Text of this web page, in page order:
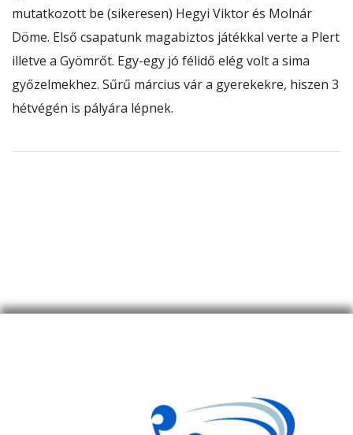
mutatkozott be (sikeresen) Hegyi Viktor és Molnár
Döme. Első csapatunk magabiztos játékkal verte a Plert
illetve a Gyömrőt. Egy-egy jó félidő elég volt a sima
győzelmekhez. Sűrű március vár a gyerekekre, hiszen 3
hétvégén is pályára lépnek.